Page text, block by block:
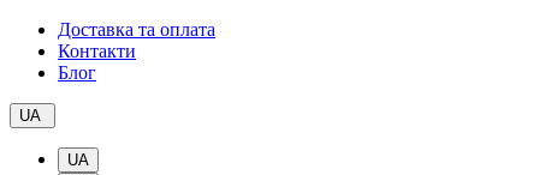
Доставка та оплата
Контакти
Блог
UA
UA